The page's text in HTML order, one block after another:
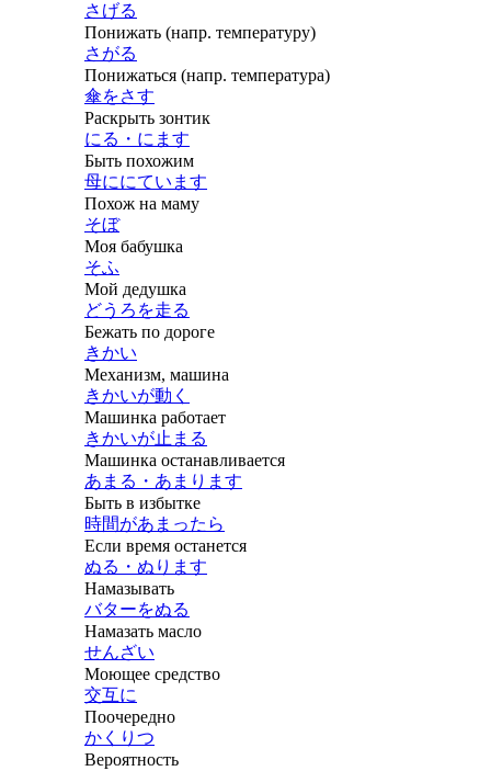
さげる
Понижать (напр. температуру)
さがる
Понижаться (напр. температура)
傘をさす
Раскрыть зонтик
にる・にます
Быть похожим
母ににています
Похож на маму
そぼ
Моя бабушка
そふ
Мой дедушка
どうろを走る
Бежать по дороге
きかい
Механизм, машина
きかいが動く
Машинка работает
きかいが止まる
Машинка останавливается
あまる・あまります
Быть в избытке
時間があまったら
Если время останется
ぬる・ぬります
Намазывать
バターをぬる
Намазать масло
せんざい
Моющее средство
交互に
Поочередно
かくりつ
Вероятность